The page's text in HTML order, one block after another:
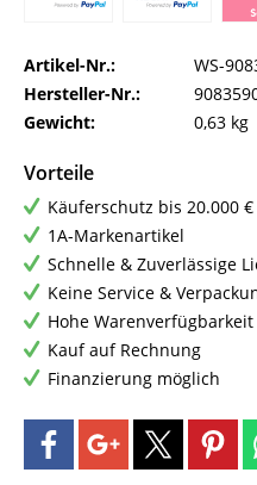
Artikel-Nr.:
WS-
Hersteller-Nr.:
Gewicht:
0,63 kg
Vorteile
Käuferschutz bis 20.000 €
1A-Markenartikel
Schnelle & Zuverlässige
Keine Service &
Hohe Warenverfügbarkeit
Kauf auf Rechnung
Finanzierung möglich